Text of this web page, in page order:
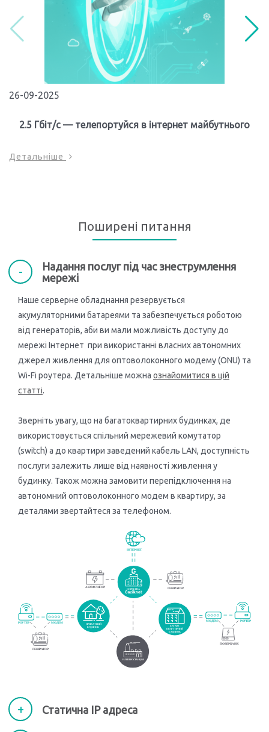
26-09-2025
2.5 Гбіт/с — телепортуйся в інтернет майбутнього
Детальніше
Поширені питання
Надання послуг під час знеструмлення
мережі
Наше серверне обладнання резервується
акумуляторними батареями та забезпечується роботою
від генераторів, аби ви мали можливість доступу до
мережі Інтернет при використанні власних автономних
джерел живлення для оптоволоконного модему (ONU) та
Wi-Fi роутера. Детальніше можна ознайомитися в цій
статті.
Зверніть увагу, що на багатоквартирних будинках, де
використовується спільний мережевий комутатор
(switch) а до квартири заведений кабель LAN, доступність
послуги залежить лише від наявності живлення у
будинку. Також можна замовити перепідключення на
автономний оптоволоконного модем в квартиру, за
деталями звертайтеся за телефоном.
Статична ІР адреса